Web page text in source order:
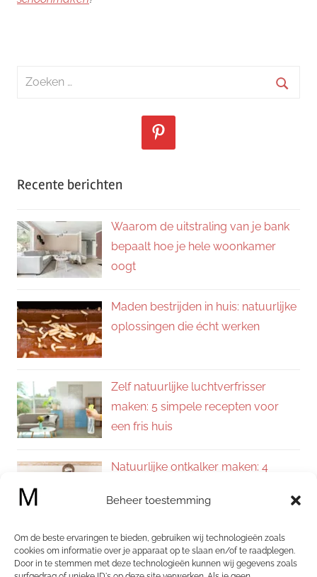
Beheer toestemming
Om de beste ervaringen te bieden, gebruiken wij technologieën zoals
cookies om informatie over je apparaat op te slaan en/of te raadplegen.
Door in te stemmen met deze technologieën kunnen wij gegevens zoals
Zoeken
Recente berichten
Waarom de uitstraling van je bank
bepaalt hoe je hele woonkamer
oogt
Maden bestrijden in huis: natuurlijke
oplossingen die écht werken
Zelf natuurlijke luchtverfrisser
maken: 5 simpele recepten voor
een fris huis
Natuurlijke ontkalker maken: 4
kalkvrij huis
Zelf allesreiniger maken: 4
natuurlijke recepten voor een